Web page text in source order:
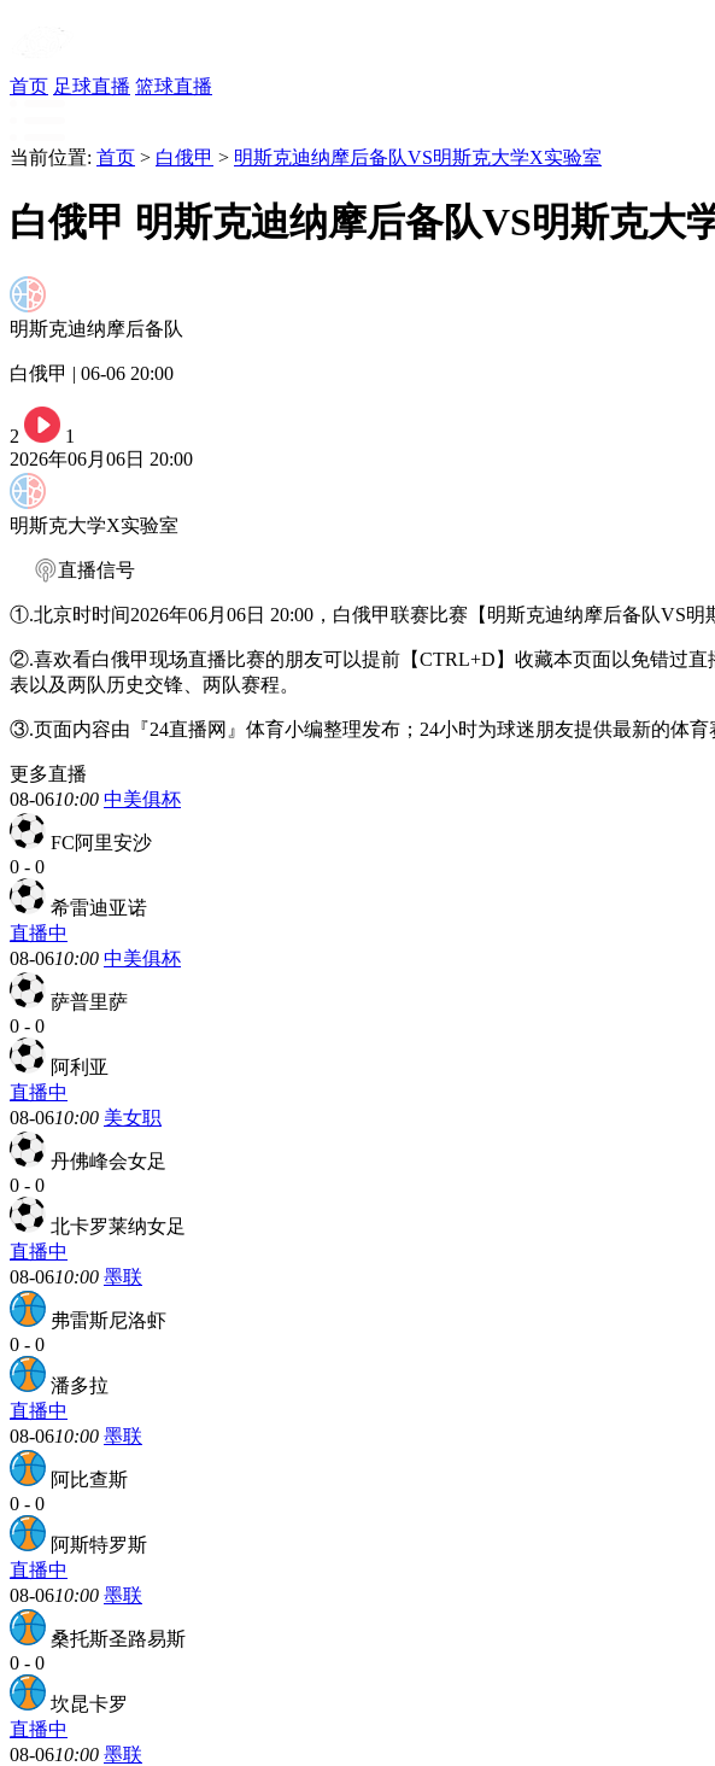
首页 足球直播 篮球直播
当前位置: 首页 > 白俄甲 > 明斯克迪纳摩后备队VS明斯克大学X实验室
白俄甲 明斯克迪纳摩后备队VS明斯克大
明斯克迪纳摩后备队
白俄甲 | 06-06 20:00
2
1
2026年06月06日 20:00
明斯克大学X实验室
直播信号
①.北京时时间2026年06月06日 20:00，白俄甲联赛比赛【明斯克迪纳摩后备队VS明
②.喜欢看白俄甲现场直播比赛的朋友可以提前【CTRL+D】收藏本页面以免错过
表以及两队历史交锋、两队赛程。
③.页面内容由『24直播网』体育小编整理发布；24小时为球迷朋友提供最新的体育
更多直播
08-0610:00 中美俱杯
FC阿里安沙
0 - 0
希雷迪亚诺
直播中
08-0610:00 中美俱杯
萨普里萨
0 - 0
阿利亚
直播中
08-0610:00 美女职
丹佛峰会女足
0 - 0
北卡罗莱纳女足
直播中
08-0610:00 墨联
弗雷斯尼洛虾
0 - 0
潘多拉
直播中
08-0610:00 墨联
阿比查斯
0 - 0
阿斯特罗斯
直播中
08-0610:00 墨联
桑托斯圣路易斯
0 - 0
坎昆卡罗
直播中
08-0610:00 墨联